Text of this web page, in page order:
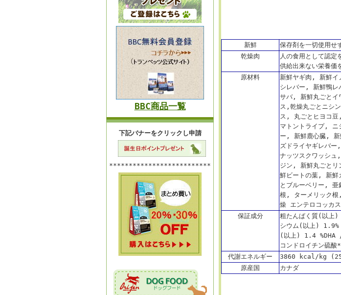
BBC商品一覧
下記バナーをクリックし申請
**************************
新鮮
保存剤を一切使用せ
乾燥肉
人の食用として認定
供給出来ない栄養価
原材料
新鮮ヤギ肉, 新鮮
シレバー, 新鮮鴨
サバ, 新鮮丸ごと
ス,乾燥丸ごとニシ
ス, 丸ごとヒヨコ
マトントライプ,
ー, 新鮮鹿心臓, 新
ズドライヤギレバ
ナッツスクワッシ
ジン, 新鮮丸ごと
鮮ビートの葉, 新鮮
とブルーベリー, 亜
根, ターメリック
燥 エンテロコッカ
保証成分
粗たんぱく質(以上
シウム(以上)
(以上) 1.4
コンドロイチン硫
代謝エネルギー
3860 kcal/kg
原産国
カナダ